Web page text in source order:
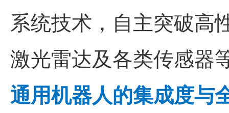
系统技术，自主突破高
激光雷达及各类传感器
通用机器人的集成度与